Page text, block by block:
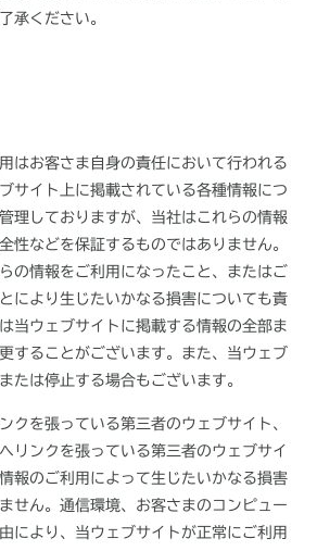
承ください。
はお客さま自身の責任において行われる
サイト上に掲載されている各種情報につ
理しておりますが、当社はこれらの情報
性などを保証するものではありません。
の情報をご利用になったこと、またはご
により生じたいかなる損害についても責
当ウェブサイトに掲載する情報の全部ま
することがございます。また、当ウェブ
たは停止する場合もございます。
クを張っている第三者のウェブサイト、
リンクを張っている第三者のウェブサイ
報のご利用によって生じたいかなる損害
せん。通信環境、お客さまのコンピュー
により、当ウェブサイトが正常にご利用